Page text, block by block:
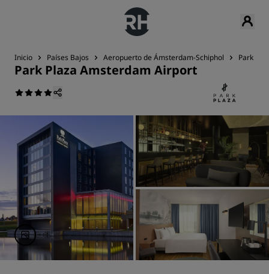
Inicio Países Bajos Aeropuerto de Ámsterdam-Schiphol Park
Park Plaza Amsterdam Airport